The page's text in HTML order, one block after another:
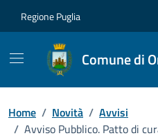
Regione Puglia
Comune di
Home / Novità / Avvisi
/ Avviso Pubblico. Patto di